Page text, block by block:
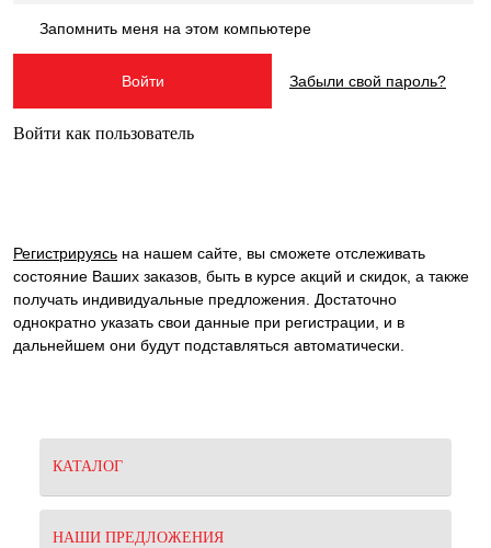
Запомнить меня на этом компьютере
Забыли свой пароль?
Войти как пользователь
Регистрируясь на нашем сайте, вы сможете отслеживать
состояние Ваших заказов, быть в курсе акций и скидок, а также
получать индивидуальные предложения. Достаточно
однократно указать свои данные при регистрации, и в
дальнейшем они будут подставляться автоматически.
КАТАЛОГ
НАШИ ПРЕДЛОЖЕНИЯ